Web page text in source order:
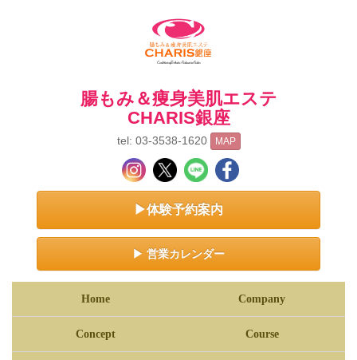
腸もみ＆痩身美肌エステ
CHARIS銀座
tel: 03-3538-1620 MAP
▶体験予約案内
▶ 営業カレンダー
Home Company
Concept Course